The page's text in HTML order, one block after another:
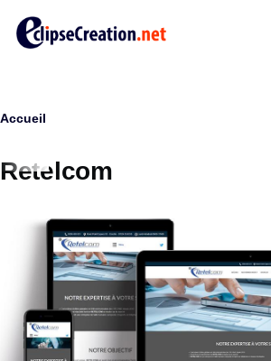
Fil
d'Ariane
Accueil
Retelcom